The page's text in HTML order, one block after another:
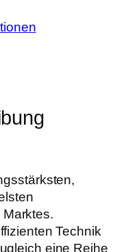
Technik
eine Reihe